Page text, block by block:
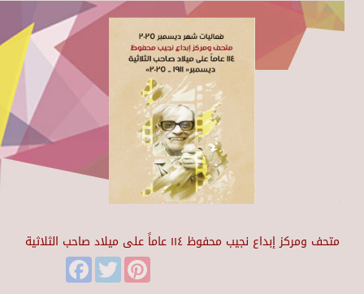
متحف ومركز إبداع نجيب محفوظ ١١٤ عاماً على ميلاد صاحب الثلاثية
FacebookTwitter